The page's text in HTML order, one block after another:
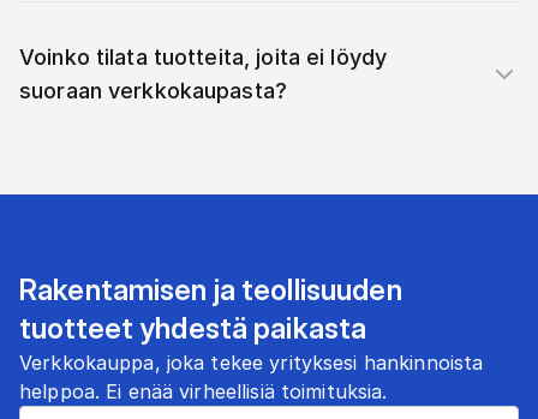
Voinko tilata tuotteita, joita ei löydy
suoraan verkkokaupasta?
Rakentamisen ja teollisuuden
tuotteet yhdestä paikasta
Verkkokauppa, joka tekee yrityksesi hankinnoista
helppoa. Ei enää virheellisiä toimituksia.